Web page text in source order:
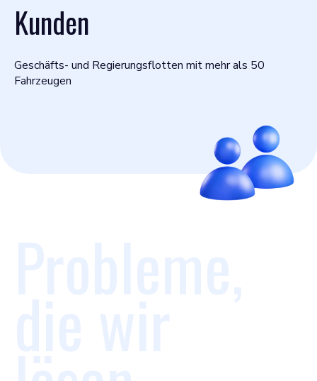
Kunden
Geschäfts- und Regierungsflotten mit mehr als 50
Fahrzeugen